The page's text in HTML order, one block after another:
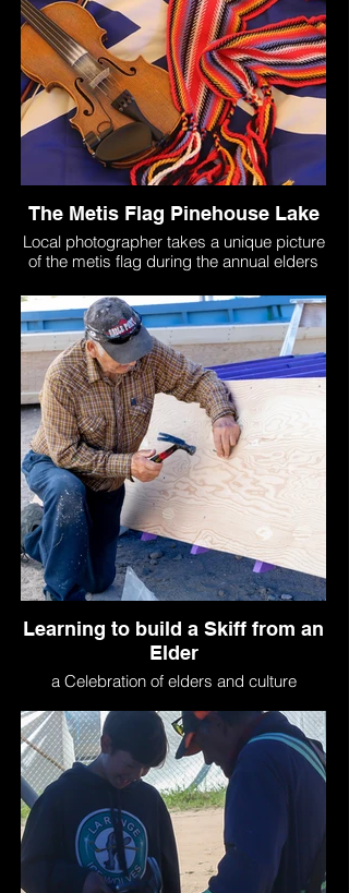
The Metis Flag Pinehouse Lake
Local photographer takes a unique picture
of the metis flag during the annual elders
Learning to build a Skiff from an
Elder
a Celebration of elders and culture